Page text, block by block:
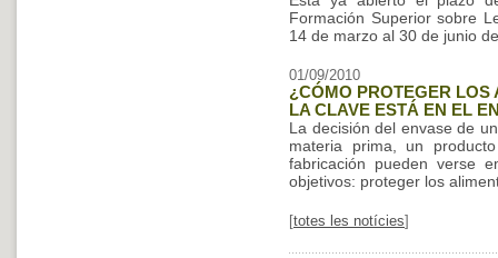
Formación Superior sobre
14 de marzo al 30 de junio
01/09/2010
¿CÓMO PROTEGER LOS
LA CLAVE ESTÁ EN EL
La decisión del envase de
materia prima, un
fabricación pueden verse
objetivos: proteger los
[totes les notícies]